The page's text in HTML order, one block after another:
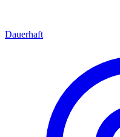
Dauerhaft